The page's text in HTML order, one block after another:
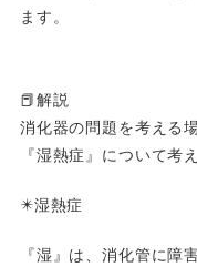
ます。
📕解説
消化器の問題を考える
『湿熱症』について考
✴️湿熱症
『湿』は、消化管に障